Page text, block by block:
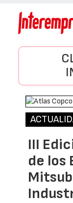
III
de los